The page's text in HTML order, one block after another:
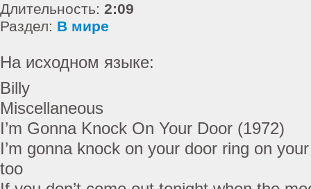
Длительность: 2:09
Раздел: В мире
На исходном языке:
Billy
Miscellaneous
I’m Gonna Knock On Your Door (1972)
I’m gonna knock on your door ring on
too